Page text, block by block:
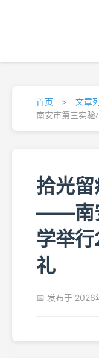
首页 > 文章
南安市第三实
拾光
——南
学举
礼
📅 发布于